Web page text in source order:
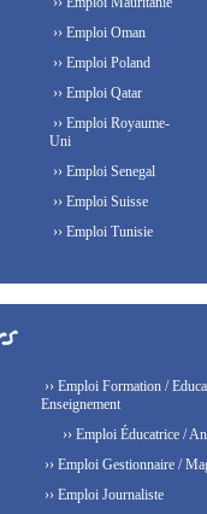
›› Emploi Oman
›› Emploi Poland
›› Emploi Qatar
›› Emploi Royaume-
Uni
›› Emploi Senegal
›› Emploi Suisse
›› Emploi Tunisie
›› Emploi Formation /
Enseignement
›› Emploi Éducatrice /
›› Emploi Gestionnaire /
›› Emploi Journaliste